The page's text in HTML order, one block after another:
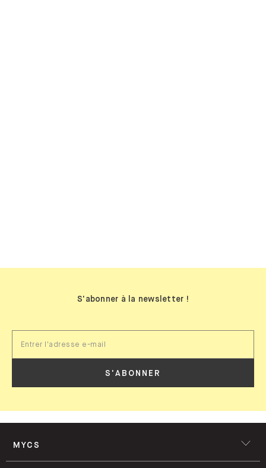
S'abonner à la newsletter !
S'ABONNER
MYCS